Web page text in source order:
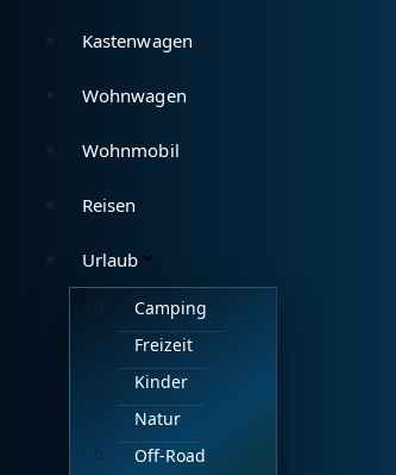
Kastenwagen
Wohnwagen
Wohnmobil
Reisen
Urlaub
Camping
Freizeit
Kinder
Natur
Off-Road